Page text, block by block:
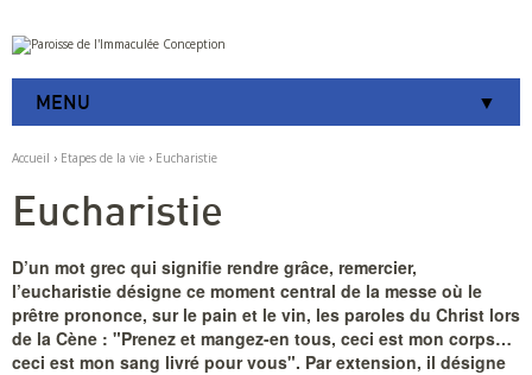
Aller
au
contenu.
à
navigation
Outils
personnels
MENU
Accueil › Etapes de la vie › Eucharistie
Eucharistie
D’un mot grec qui signifie rendre grâce, remercier,
l’eucharistie désigne ce moment central de la messe où le
prêtre prononce, sur le pain et le vin, les paroles du Christ lors
de la Cène : "Prenez et mangez-en tous, ceci est mon corps…
ceci est mon sang livré pour vous". Par extension, il désigne